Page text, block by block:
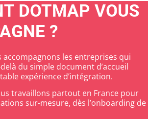
DOTMAP VOUS
?
accompagnons les entreprises qui
du simple document d’accueil
expérience d’intégration.
travaillons partout en France pour
sur-mesure, dès l’onboarding de